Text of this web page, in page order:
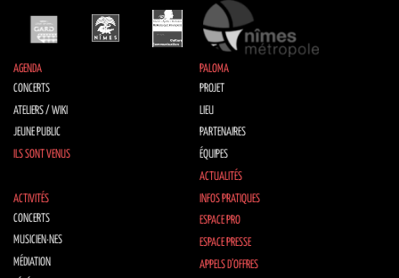
AGENDA
CONCERTS
ATELIERS / WIKI
JEUNE PUBLIC
ILS SONT VENUS
PALOMA
PROJET
LIEU
PARTENAIRES
ÉQUIPES
ACTUALITÉS
ACTIVITÉS
CONCERTS
MUSICIEN·NES
MÉDIATION
INFOS PRATIQUES
ESPACE PRO
ESPACE PRESSE
APPELS D’OFFRES